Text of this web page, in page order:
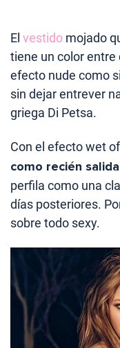
El vestido mojado
tiene un color entre
efecto nude como
sin dejar entrever
griega Di Petsa.
Con el efecto wet
como recién
perfila como una
días posteriores.
sobre todo sexy.